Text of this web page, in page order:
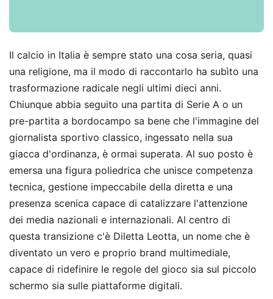
Il calcio in Italia è sempre stato una cosa seria, quasi
una religione, ma il modo di raccontarlo ha subìto una
trasformazione radicale negli ultimi dieci anni.
Chiunque abbia seguito una partita di Serie A o un
pre-partita a bordocampo sa bene che l'immagine del
giornalista sportivo classico, ingessato nella sua
giacca d'ordinanza, è ormai superata. Al suo posto è
emersa una figura poliedrica che unisce competenza
tecnica, gestione impeccabile della diretta e una
presenza scenica capace di catalizzare l'attenzione
dei media nazionali e internazionali. Al centro di
questa transizione c'è Diletta Leotta, un nome che è
diventato un vero e proprio brand multimediale,
capace di ridefinire le regole del gioco sia sul piccolo
schermo sia sulle piattaforme digitali.